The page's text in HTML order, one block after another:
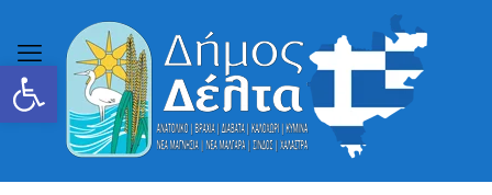
Ανοίξτε τη γραμμή εργαλείων